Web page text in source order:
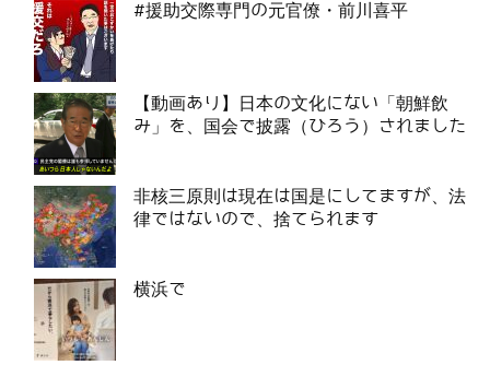
#援助交際専門の元官僚・前川喜平
【動画あり】日本の文化にない「朝鮮飲
み」を、国会で披露（ひろう）されました
非核三原則は現在は国是にしてますが、法
律ではないので、捨てられます
横浜で